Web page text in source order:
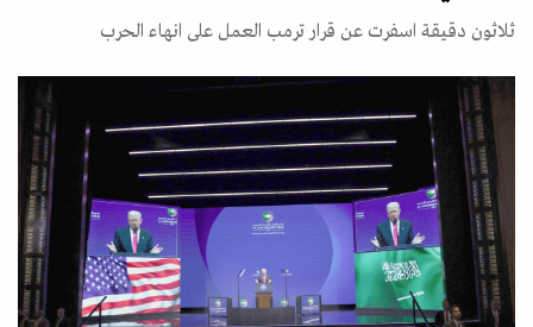
ثلاثون دقيقة اسفرت عن قرار ترمب العمل على انهاء الحرب